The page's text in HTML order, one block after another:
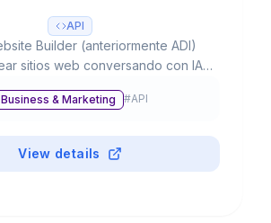
API
Builder (anteriormente ADI)
sitios web conversando con IA
2016. Fundada 2006, NASDAQ:
AI: text, images, SEO,
Business & Marketing #API
View details